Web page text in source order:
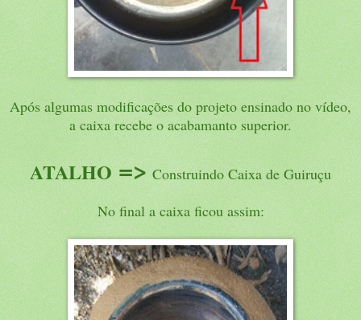
Após algumas modificações do projeto ensinado no vídeo,
a caixa recebe o acabamanto superior.
ATALHO => Construindo Caixa de Guiruçu
No final a caixa ficou assim: